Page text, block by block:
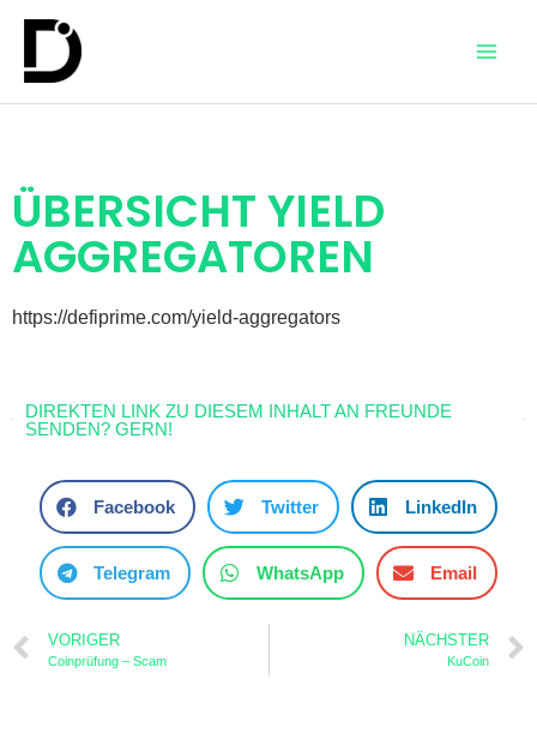
ÜBERSICHT YIELD
AGGREGATOREN
https://defiprime.com/yield-aggregators
DIREKTEN LINK ZU DIESEM INHALT AN FREUNDE
SENDEN? GERN!
Facebook Twitter LinkedIn
Telegram WhatsApp Email
VORIGER
Coinprüfung – Scam
NÄCHSTER
KuCoin